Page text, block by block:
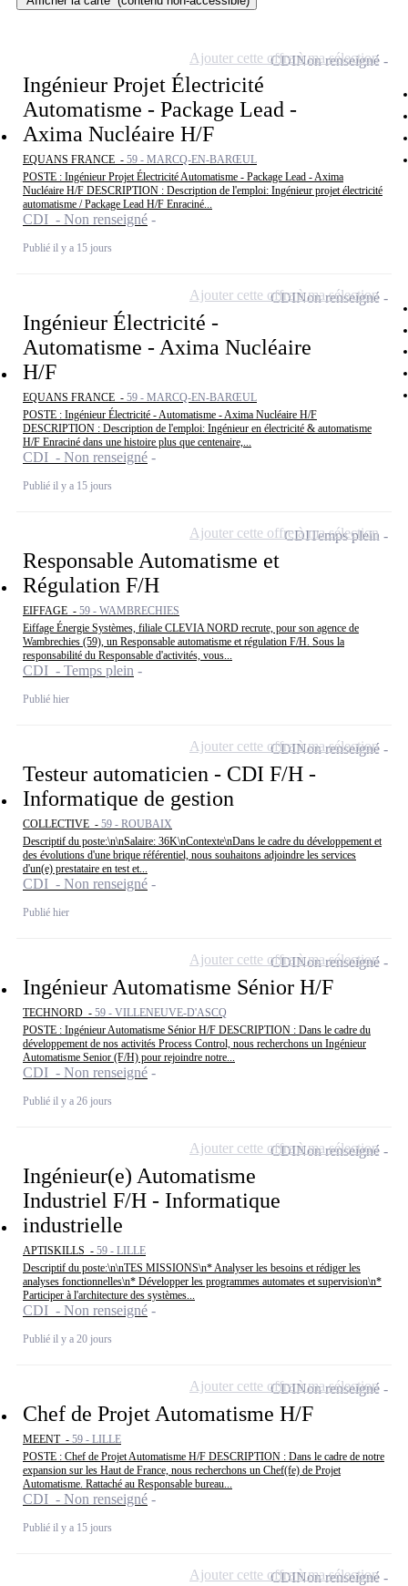
Ingénieur Projet Électricité
Automatisme - Package Lead -
Axima Nucléaire H/F
EQUANS FRANCE - 59 - MARCQ-EN-BARŒUL
POSTE : Ingénieur Projet Électricité Automatisme - Package Lead - Axima
Nucléaire H/F DESCRIPTION : Description de l'emploi: Ingénieur projet électricité
automatisme / Package Lead H/F Enraciné...
CDI - Non renseigné
Publié il y a 15 jours
CDINon renseigné
Ajouter cette offre à ma sélection
Ingénieur Électricité -
Automatisme - Axima Nucléaire
H/F
EQUANS FRANCE - 59 - MARCQ-EN-BARŒUL
POSTE : Ingénieur Électricité - Automatisme - Axima Nucléaire H/F
DESCRIPTION : Description de l'emploi: Ingénieur en électricité & automatisme
H/F Enraciné dans une histoire plus que centenaire,...
CDI - Non renseigné
Publié il y a 15 jours
CDINon renseigné
Ajouter cette offre à ma sélection
Responsable Automatisme et
Régulation F/H
EIFFAGE - 59 - WAMBRECHIES
Eiffage Énergie Systèmes, filiale CLEVIA NORD recrute, pour son agence de
Wambrechies (59), un Responsable automatisme et régulation F/H. Sous la
responsabilité du Responsable d'activités, vous...
CDI - Temps plein
Publié hier
CDITemps plein
Ajouter cette offre à ma sélection
Testeur automaticien - CDI F/H -
Informatique de gestion
COLLECTIVE - 59 - ROUBAIX
Descriptif du poste:\n\nSalaire: 36K\nContexte\nDans le cadre du développement et
des évolutions d'une brique référentiel, nous souhaitons adjoindre les services
d'un(e) prestataire en test et...
CDI - Non renseigné
Publié hier
CDINon renseigné
Ajouter cette offre à ma sélection
Ingénieur Automatisme Sénior H/F
TECHNORD - 59 - VILLENEUVE-D'ASCQ
POSTE : Ingénieur Automatisme Sénior H/F DESCRIPTION : Dans le cadre du
développement de nos activités Process Control, nous recherchons un Ingénieur
Automatisme Senior (F/H) pour rejoindre notre...
CDI - Non renseigné
Publié il y a 26 jours
CDINon renseigné
Ajouter cette offre à ma sélection
Ingénieur(e) Automatisme
Industriel F/H - Informatique
industrielle
APTISKILLS - 59 - LILLE
Descriptif du poste:\n\nTES MISSIONS\n* Analyser les besoins et rédiger les
analyses fonctionnelles\n* Développer les programmes automates et supervision\n*
Participer à l'architecture des systèmes...
CDI - Non renseigné
Publié il y a 20 jours
CDINon renseigné
Ajouter cette offre à ma sélection
Chef de Projet Automatisme H/F
MEENT - 59 - LILLE
POSTE : Chef de Projet Automatisme H/F DESCRIPTION : Dans le cadre de notre
expansion sur les Haut de France, nous recherchons un Chef(fe) de Projet
Automatisme. Rattaché au Responsable bureau...
CDI - Non renseigné
Publié il y a 15 jours
CDINon renseigné
Ajouter cette offre à ma sélection
CDINon renseigné
Ajouter cette offre à ma sélection